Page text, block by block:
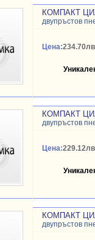
КОМПАКТ
двупръстов
Цена:
КОМПАКТ
двупръстов
Цена:
КОМПАКТ
двупръстов